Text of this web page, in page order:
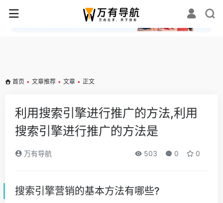
✕
首页 • 文章推荐 • 文章 • 正文
利用搜索引擎进行推广的方法,利用
搜索引擎进行推广的方法是
万有导航 503 0 0
搜索引擎营销的基本方法有哪些?